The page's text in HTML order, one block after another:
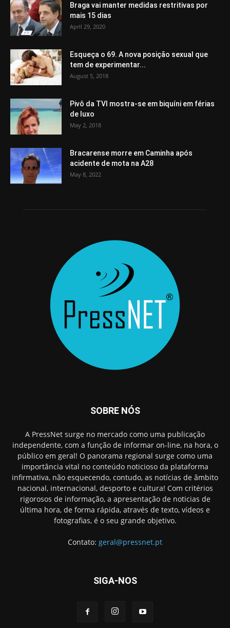
Braga vai manter medidas restritivas por
mais 15 dias
April 29, 2020
Esqueça o 69. A nova posição sexual que
tem de experimentar...
August 5, 2018
Pivô da TVI mostra-se em biquíni em férias
de luxo
May 2, 2018
Bracarense morre em Caminha após
acidente de mota na A28
May 8, 2022
SOBRE NÓS
A PressNet surge no mercado como uma publicação
independente, com a função de informar on-line, na hora, o
público em geral! O panorama regional surge como uma
importância vital no conteúdo noticioso da plataforma
infirmativa, não esquecendo, contudo, as notícias de âmbito
nacional, internacional, desporto e cultura! Com critérios
rigorosos de informação, a apresentação de noticias de
última hora, de forma rápida, através de texto, vídeos e
fotografias, é o seu grande objetivo.
Contato: geral@pressnet.pt
SIGA-NOS